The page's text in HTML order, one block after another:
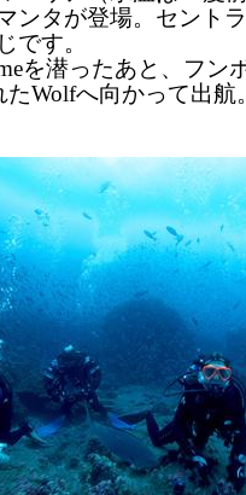
ンタが登場。セント
です。
を潜ったあと、フン
たWolfへ向かって出航